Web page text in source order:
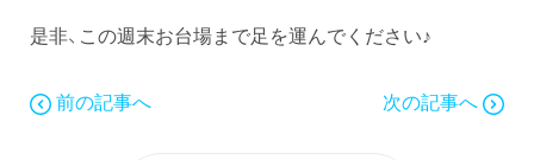
是非、この週末お台場まで足を運んでください♪
前の記事へ 次の記事へ